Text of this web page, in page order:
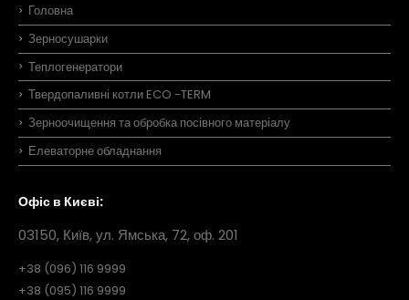
Головна
Зерносушарки
Теплогенератори
Твердопаливні котли ECO -TERM
Зерноочищення та обробка посівного матеріалу
Елеваторне обладнання
Офіс в Києві:
03150, Київ, ул. Ямська, 72, оф. 201
+38 (096) 116 9999
+38 (095) 116 9999